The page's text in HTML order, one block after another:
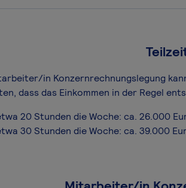
in Konzernrechnungslegung
dass das Einkommen in der Regel
20 Stunden die Woche: ca. 26.000
30 Stunden die Woche: ca. 39.000